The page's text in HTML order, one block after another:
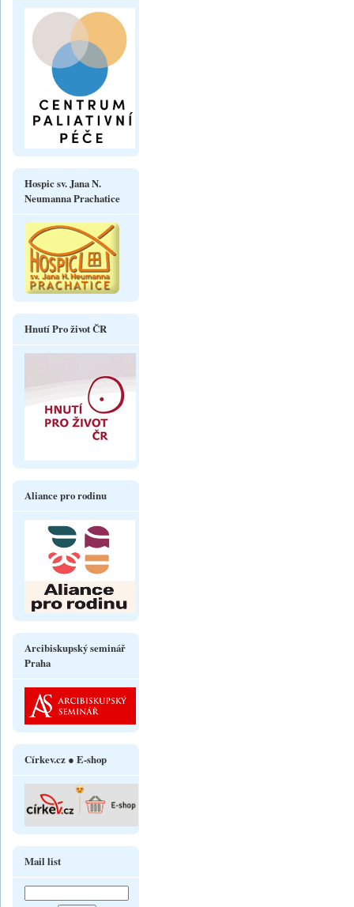
Hospic sv. Jana N.
Neumanna Prachatice
Hnutí Pro život ČR
Aliance pro rodinu
Arcibiskupský seminář
Praha
Církev.cz ● E-shop
Mail list